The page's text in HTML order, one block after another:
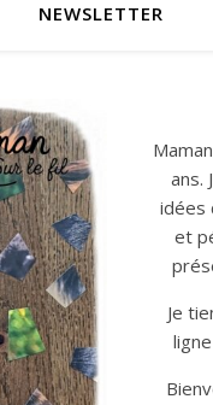
NEWSLETTER
ans.
idées
et
Je